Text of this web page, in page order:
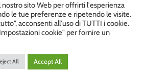
– via Carducci, 12 – Chiavenna –
– Tel. 0343 36560 – Sito
daDiegoGiuriani.com
nostro sito Web per offrirti l'esperienza
le tue preferenze e ripetendo le visite.
acconsenti all'uso di TUTTI i cookie.
cookie" per fornire un
All Accept All